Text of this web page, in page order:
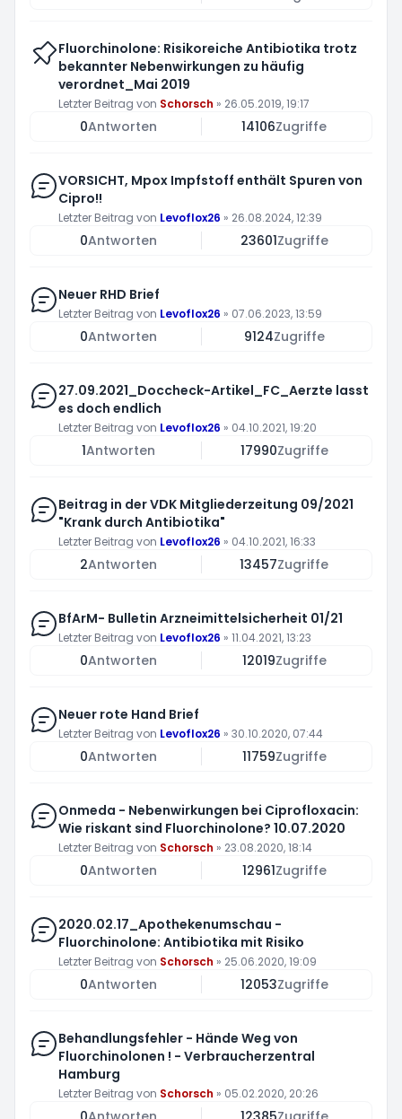
Fluorchinolone: Risikoreiche Antibiotika trotz
bekannter Nebenwirkungen zu häufig
verordnet_Mai 2019
Letzter Beitrag von Schorsch » 26.05.2019, 19:17
0Antworten 14106Zugriffe
VORSICHT, Mpox Impfstoff enthält Spuren von
Cipro!!
Letzter Beitrag von Levoflox26 » 26.08.2024, 12:39
0Antworten 23601Zugriffe
Neuer RHD Brief
Letzter Beitrag von Levoflox26 » 07.06.2023, 13:59
0Antworten 9124Zugriffe
27.09.2021_Doccheck-Artikel_FC_Aerzte lasst
es doch endlich
Letzter Beitrag von Levoflox26 » 04.10.2021, 19:20
1Antworten 17990Zugriffe
Beitrag in der VDK Mitgliederzeitung 09/2021
"Krank durch Antibiotika"
Letzter Beitrag von Levoflox26 » 04.10.2021, 16:33
2Antworten 13457Zugriffe
BfArM- Bulletin Arzneimittelsicherheit 01/21
Letzter Beitrag von Levoflox26 » 11.04.2021, 13:23
0Antworten 12019Zugriffe
Neuer rote Hand Brief
Letzter Beitrag von Levoflox26 » 30.10.2020, 07:44
0Antworten 11759Zugriffe
Onmeda - Nebenwirkungen bei Ciprofloxacin:
Wie riskant sind Fluorchinolone? 10.07.2020
Letzter Beitrag von Schorsch » 23.08.2020, 18:14
0Antworten 12961Zugriffe
2020.02.17_Apothekenumschau -
Fluorchinolone: Antibiotika mit Risiko
Letzter Beitrag von Schorsch » 25.06.2020, 19:09
0Antworten 12053Zugriffe
Behandlungsfehler - Hände Weg von
Fluorchinolonen ! - Verbraucherzentral
Hamburg
Letzter Beitrag von Schorsch » 05.02.2020, 20:26